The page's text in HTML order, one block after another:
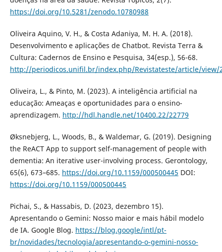
https://doi.org/10.5281/zenodo.10780988
Oliveira Aquino, V. H., & Costa Adaniya, M. H. A. (2018).
Desenvolvimento e aplicações de Chatbot. Revista Terra &
Cultura: Cadernos de Ensino e Pesquisa, 34(esp.), 56-68.
http://periodicos.unifil.br/index.php/Revistateste/article/view/
Oliveira, L., & Pinto, M. (2023). A inteligência artificial na
educação: Ameaças e oportunidades para o ensino-
aprendizagem. http://hdl.handle.net/10400.22/22779
Øksnebjerg, L., Woods, B., & Waldemar, G. (2019). Designing
the ReACT App to support self-management of people with
dementia: An iterative user-involving process. Gerontology,
65(6), 673–685. https://doi.org/10.1159/000500445 DOI:
https://doi.org/10.1159/000500445
Pichai, S., & Hassabis, D. (2023, dezembro 15).
Apresentando o Gemini: Nosso maior e mais hábil modelo
de IA. Google Blog. https://blog.google/intl/pt-
br/novidades/tecnologia/apresentando-o-gemini-nosso-